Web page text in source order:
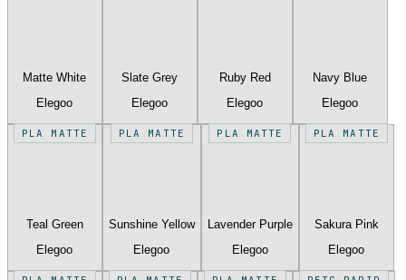
Matte White
Elegoo
Slate Grey
Elegoo
Ruby Red
Elegoo
Navy Blue
Elegoo
PLA MATTE
Teal Green
Elegoo
PLA MATTE
Sunshine Yellow
Elegoo
PLA MATTE
Lavender Purple
Elegoo
PLA MATTE
Sakura Pink
Elegoo